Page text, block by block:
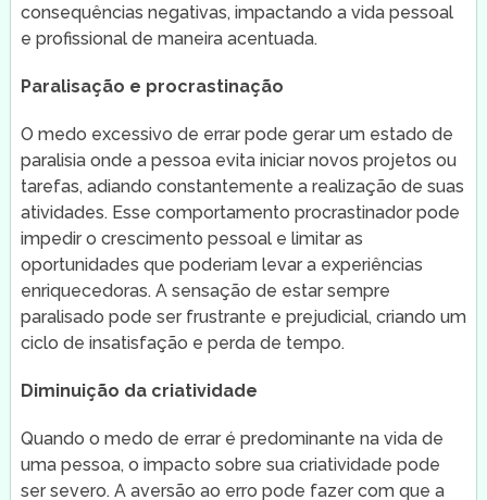
consequências negativas, impactando a vida pessoal
e profissional de maneira acentuada.
Paralisação e procrastinação
O medo excessivo de errar pode gerar um estado de
paralisia onde a pessoa evita iniciar novos projetos ou
tarefas, adiando constantemente a realização de suas
atividades. Esse comportamento procrastinador pode
impedir o crescimento pessoal e limitar as
oportunidades que poderiam levar a experiências
enriquecedoras. A sensação de estar sempre
paralisado pode ser frustrante e prejudicial, criando um
ciclo de insatisfação e perda de tempo.
Diminuição da criatividade
Quando o medo de errar é predominante na vida de
uma pessoa, o impacto sobre sua criatividade pode
ser severo. A aversão ao erro pode fazer com que a